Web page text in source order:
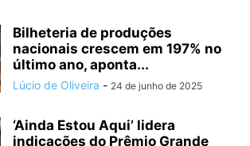
Bilheteria de produções
nacionais crescem em 197% no
último ano, aponta...
Lúcio de Oliveira - 24 de junho de 2025
‘Ainda Estou Aqui’ lidera
indicações do Prêmio Grande